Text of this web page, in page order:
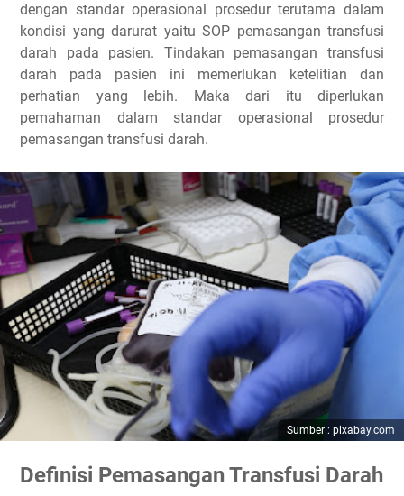
dengan standar operasional prosedur terutama dalam
kondisi yang darurat yaitu SOP pemasangan transfusi
darah pada pasien. Tindakan pemasangan transfusi
darah pada pasien ini memerlukan ketelitian dan
perhatian yang lebih. Maka dari itu diperlukan
pemahaman dalam standar operasional prosedur
pemasangan transfusi darah.
Sumber : pixabay.com
Definisi Pemasangan Transfusi Darah